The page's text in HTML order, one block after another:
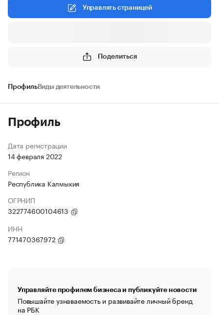
Управлять страницей
Поделиться
ПрофильВиды деятельности
Профиль
Дата регистрации
14 февраля 2022
Регион
Республика Калмыкия
ОГРНИП
322774600104613
ИНН
771470367972
Управляйте профилем бизнеса и публикуйте новости
Повышайте узнаваемость и развивайте личный бренд
на РБК